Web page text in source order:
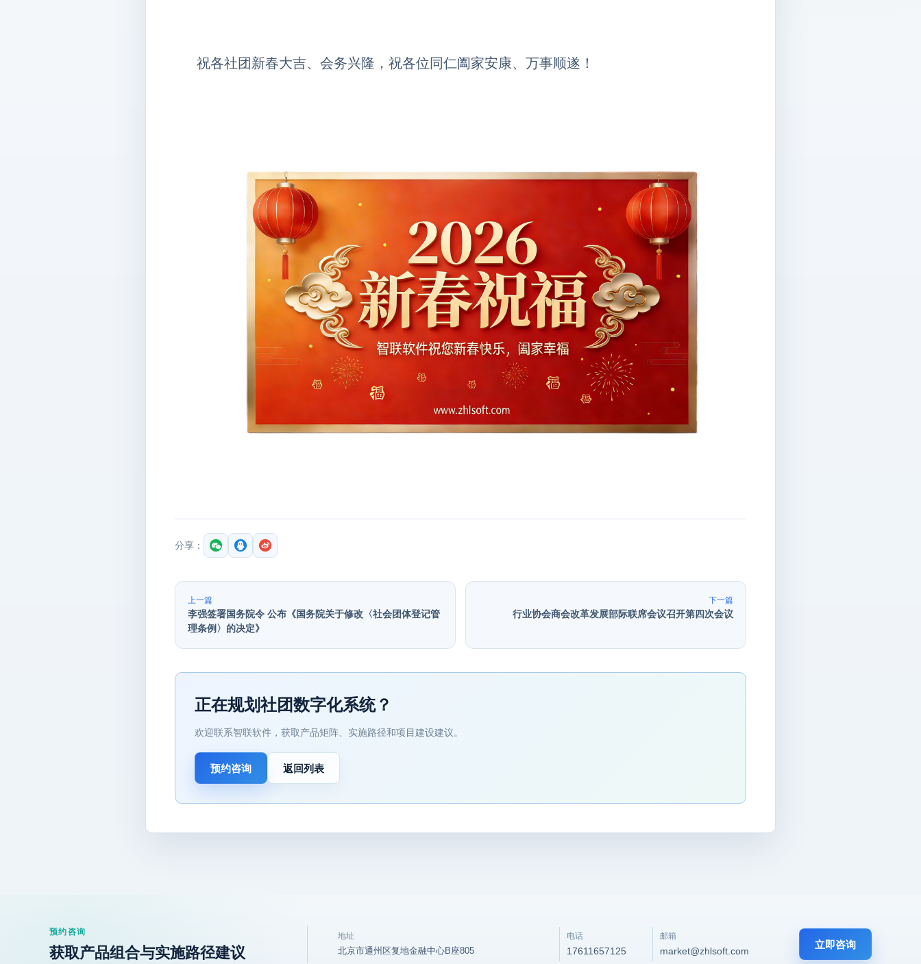
祝各社团新春大吉、会务兴隆，祝各位同仁阖家安康、万事顺遂！
分享：
上一篇
李强签署国务院令 公布《国务院关于修改〈社会团体登记管
理条例〉的决定》
下一篇
行业协会商会改革发展部际联席会议召开第四次会议
正在规划社团数字化系统？
欢迎联系智联软件，获取产品矩阵、实施路径和项目建设建议。
预约咨询 返回列表
预约咨询
获取产品组合与实施路径建议
地址
北京市通州区复地金融中心B座805
电话
17611657125
邮箱
market@zhlsoft.com
立即咨询